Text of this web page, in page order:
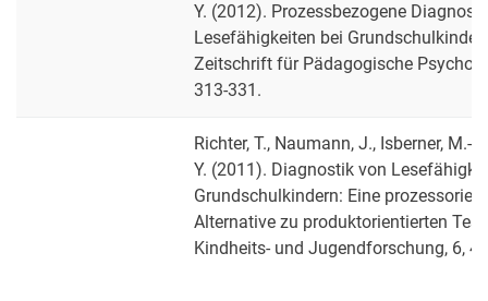
Y. (2012). Prozessbezogene
Lesefähigkeiten bei
Zeitschrift für Pädagogische
313-331.
Richter, T., Naumann, J., Isberner, M.-
Y. (2011). Diagnostik von
Grundschulkindern: Eine
Alternative zu produktorientierten
Kindheits- und Jugendforschung, 6,